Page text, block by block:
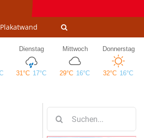
Plakatwand
nach: